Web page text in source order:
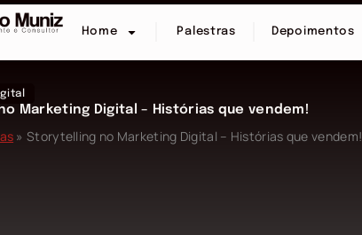
Home Palestras Depoimentos
Marketing Digital – Histórias que vendem!
»Storytelling no Marketing Digital – Histórias que vendem!